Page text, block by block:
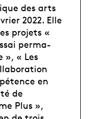
des arts
2022. Elle
projets «
perma-
« Les
en
de
Plus »,